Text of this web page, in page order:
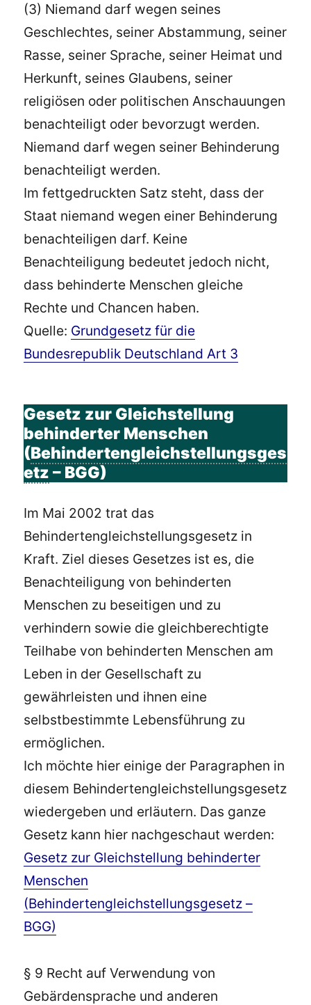
(3) Niemand darf wegen seines
Geschlechtes, seiner Abstammung, seiner
Rasse, seiner Sprache, seiner Heimat und
Herkunft, seines Glaubens, seiner
religiösen oder politischen Anschauungen
benachteiligt oder bevorzugt werden.
Niemand darf wegen seiner Behinderung
benachteiligt werden.
Im fettgedruckten Satz steht, dass der
Staat niemand wegen einer Behinderung
benachteiligen darf. Keine
Benachteiligung bedeutet jedoch nicht,
dass behinderte Menschen gleiche
Rechte und Chancen haben.
Quelle: Grundgesetz für die
Bundesrepublik Deutschland Art 3
Gesetz zur Gleichstellung
behinderter Menschen
(Behindertengleichstellungsges
etz – BGG)
Im Mai 2002 trat das
Behindertengleichstellungsgesetz in
Kraft. Ziel dieses Gesetzes ist es, die
Benachteiligung von behinderten
Menschen zu beseitigen und zu
verhindern sowie die gleichberechtigte
Teilhabe von behinderten Menschen am
Leben in der Gesellschaft zu
gewährleisten und ihnen eine
selbstbestimmte Lebensführung zu
ermöglichen.
Ich möchte hier einige der Paragraphen in
diesem Behindertengleichstellungsgesetz
wiedergeben und erläutern. Das ganze
Gesetz kann hier nachgeschaut werden:
Gesetz zur Gleichstellung behinderter
Menschen
(Behindertengleichstellungsgesetz –
BGG)
§ 9 Recht auf Verwendung von
Gebärdensprache und anderen